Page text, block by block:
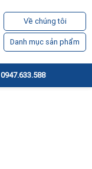
Về chúng tôi
Danh mục sản phẩm
0947.633.588